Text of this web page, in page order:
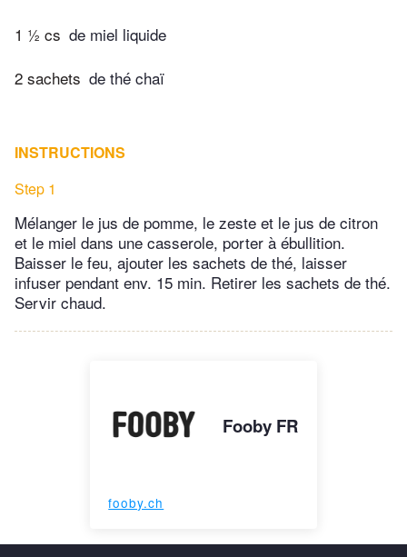
1 ½ cs de miel liquide
2 sachets de thé chaï
INSTRUCTIONS
Step 1
Mélanger le jus de pomme, le zeste et le jus de citron
et le miel dans une casserole, porter à ébullition.
Baisser le feu, ajouter les sachets de thé, laisser
infuser pendant env. 15 min. Retirer les sachets de thé.
Servir chaud.
Fooby FR
fooby.ch